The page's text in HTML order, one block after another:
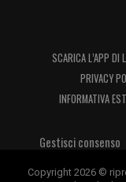
SCARICA L’APP DI
PRIVACY
INFORMATIVA
Gestisci consenso
Copyright 2026 ©